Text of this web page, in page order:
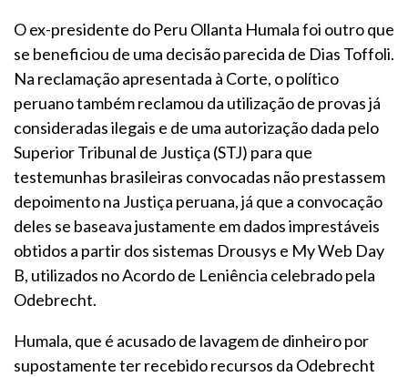
O ex-presidente do Peru Ollanta Humala foi outro que
se beneficiou de uma decisão parecida de Dias Toffoli.
Na reclamação apresentada à Corte, o político
peruano também reclamou da utilização de provas já
consideradas ilegais e de uma autorização dada pelo
Superior Tribunal de Justiça (STJ) para que
testemunhas brasileiras convocadas não prestassem
depoimento na Justiça peruana, já que a convocação
deles se baseava justamente em dados imprestáveis
obtidos a partir dos sistemas Drousys e My Web Day
B, utilizados no Acordo de Leniência celebrado pela
Odebrecht.
Humala, que é acusado de lavagem de dinheiro por
supostamente ter recebido recursos da Odebrecht